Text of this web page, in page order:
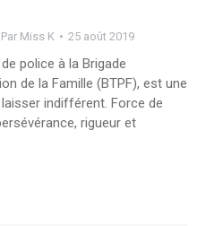
Par Miss K 25 août 2019
police à la Brigade
de la Famille (BTPF), est une
indifférent. Force de
rigueur et